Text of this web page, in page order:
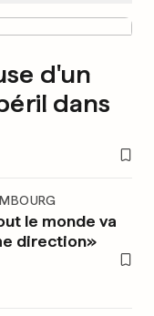
d'un
dans
le monde va
direction»